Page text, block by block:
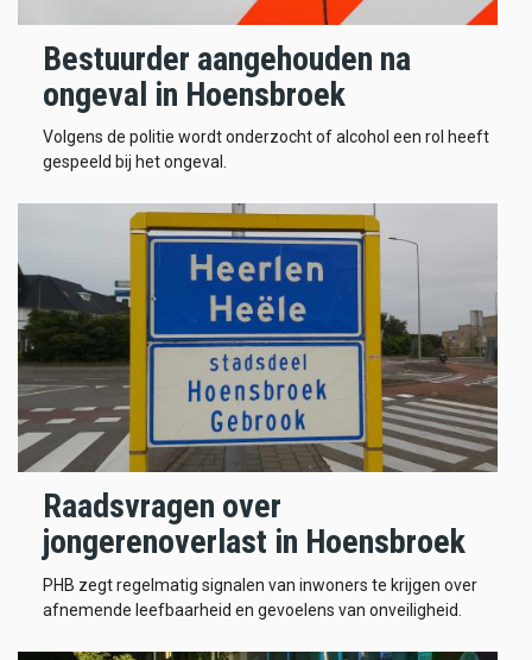
Bestuurder aangehouden na
ongeval in Hoensbroek
Volgens de politie wordt onderzocht of alcohol een rol heeft
gespeeld bij het ongeval.
Raadsvragen over
jongerenoverlast in Hoensbroek
PHB zegt regelmatig signalen van inwoners te krijgen over
afnemende leefbaarheid en gevoelens van onveiligheid.